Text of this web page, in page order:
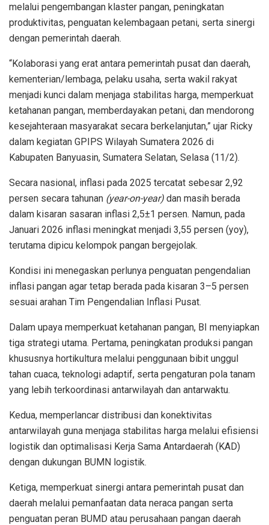
melalui pengembangan klaster pangan, peningkatan
produktivitas, penguatan kelembagaan petani, serta sinergi
dengan pemerintah daerah.
“Kolaborasi yang erat antara pemerintah pusat dan daerah,
kementerian/lembaga, pelaku usaha, serta wakil rakyat
menjadi kunci dalam menjaga stabilitas harga, memperkuat
ketahanan pangan, memberdayakan petani, dan mendorong
kesejahteraan masyarakat secara berkelanjutan,” ujar Ricky
dalam kegiatan GPIPS Wilayah Sumatera 2026 di
Kabupaten Banyuasin, Sumatera Selatan, Selasa (11/2).
Secara nasional, inflasi pada 2025 tercatat sebesar 2,92
persen secara tahunan (year-on-year) dan masih berada
dalam kisaran sasaran inflasi 2,5±1 persen. Namun, pada
Januari 2026 inflasi meningkat menjadi 3,55 persen (yoy),
terutama dipicu kelompok pangan bergejolak.
Kondisi ini menegaskan perlunya penguatan pengendalian
inflasi pangan agar tetap berada pada kisaran 3–5 persen
sesuai arahan Tim Pengendalian Inflasi Pusat.
Dalam upaya memperkuat ketahanan pangan, BI menyiapkan
tiga strategi utama. Pertama, peningkatan produksi pangan
khususnya hortikultura melalui penggunaan bibit unggul
tahan cuaca, teknologi adaptif, serta pengaturan pola tanam
yang lebih terkoordinasi antarwilayah dan antarwaktu.
Kedua, memperlancar distribusi dan konektivitas
antarwilayah guna menjaga stabilitas harga melalui efisiensi
logistik dan optimalisasi Kerja Sama Antardaerah (KAD)
dengan dukungan BUMN logistik.
Ketiga, memperkuat sinergi antara pemerintah pusat dan
daerah melalui pemanfaatan data neraca pangan serta
penguatan peran BUMD atau perusahaan pangan daerah